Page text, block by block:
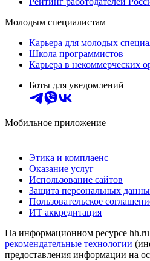
Молодым специалистам
Карьера для молодых
Школа программистов
Карьера в некоммерческих
Боты для уведомлений
Мобильное приложение
Этика и комплаенс
Оказание услуг
Использование сайтов
Защита персональных
Пользовательское
ИТ аккредитация
На информационном ресурсе hh.ru
рекомендательные технологии
предоставления информации на